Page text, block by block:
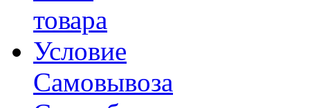
товара
Условие
Самовывоза